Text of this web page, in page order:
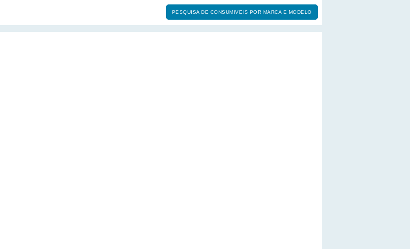
PESQUISA DE CONSUMIVEIS POR MARCA E MODELO